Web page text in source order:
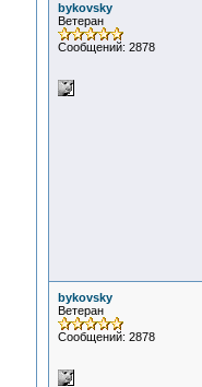
bykovsky
Ветеран
Сообщений: 2878
bykovsky
Ветеран
Сообщений: 2878